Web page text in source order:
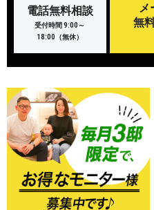
電話無料相談
受付時間 9:00～
18:00（無休）
メ
無